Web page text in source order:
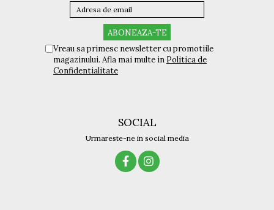
Vreau sa primesc newsletter cu promotiile
magazinului. Afla mai multe in Politica de
Confidentialitate
SOCIAL
Urmareste-ne in social media